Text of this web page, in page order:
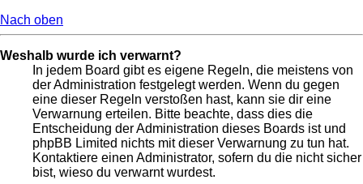
Nach oben
Weshalb wurde ich verwarnt?
In jedem Board gibt es eigene Regeln, die meistens von
der Administration festgelegt werden. Wenn du gegen
eine dieser Regeln verstoßen hast, kann sie dir eine
Verwarnung erteilen. Bitte beachte, dass dies die
Entscheidung der Administration dieses Boards ist und
phpBB Limited nichts mit dieser Verwarnung zu tun hat.
Kontaktiere einen Administrator, sofern du die nicht sicher
bist, wieso du verwarnt wurdest.